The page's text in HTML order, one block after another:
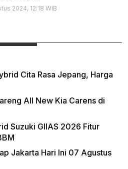
2024, 12:18 WIB
Cita Rasa Jepang, Harga
All New Kia Carens di
Suzuki GIIAS 2026 Fitur
Jakarta Hari Ini 07 Agustus